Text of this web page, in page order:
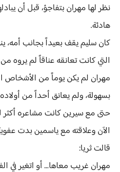
نظر لها مهران بتفاجؤ، قبل أن
هادئة.
كان سليم يقف بعيداً بجانب أمه،
التي كانت تعانقه عناقاً لم يروه
مهران لم يكن يوماً من الأشخاص
بسهولة، ولم يعانق أحداً من
حتى مع سيرين كانت مشاعره أكثر
الآن وعلاقته مع ياسمين بدت
قالت ثريا:
مهران غريب معاها... أو اتغير في